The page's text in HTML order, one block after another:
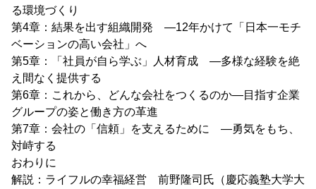
る環境づくり
第4章：結果を出す組織開発 ―12年かけて「日本一モチ
ベーションの高い会社」へ
第5章：「社員が自ら学ぶ」人材育成 ―多様な経験を絶
え間なく提供する
第6章：これから、どんな会社をつくるのか―目指す企業
グループの姿と働き方の革進
第7章：会社の「信頼」を支えるために ―勇気をもち、
対峙する
おわりに
解説：ライフルの幸福経営 前野隆司氏（慶応義塾大学大